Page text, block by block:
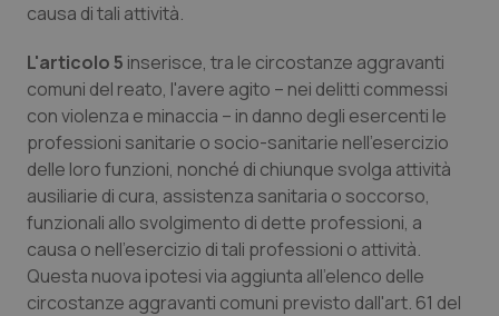
causa di tali attività.
L'articolo 5 inserisce, tra le circostanze aggravanti
comuni del reato, l'avere agito – nei delitti commessi
con violenza e minaccia – in danno degli esercenti le
professioni sanitarie o socio-sanitarie nell'esercizio
delle loro funzioni, nonché di chiunque svolga attività
ausiliarie di cura, assistenza sanitaria o soccorso,
funzionali allo svolgimento di dette professioni, a
causa o nell'esercizio di tali professioni o attività.
Questa nuova ipotesi via aggiunta all'elenco delle
circostanze aggravanti comuni previsto dall'art. 61 del